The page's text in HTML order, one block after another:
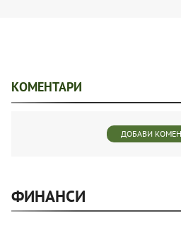
КОМЕНТАРИ
ДОБАВИ
ФИНАНСИ